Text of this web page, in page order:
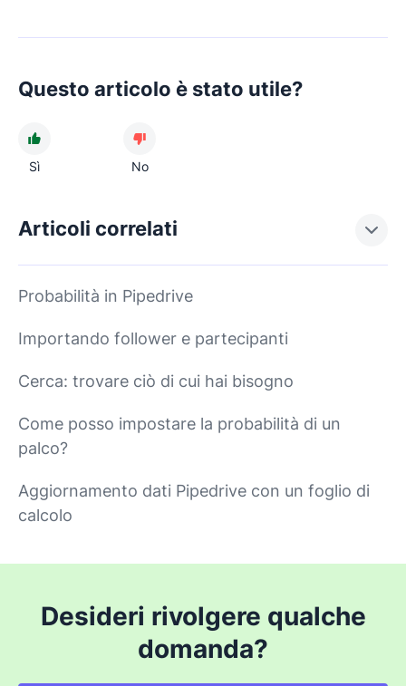
Questo articolo è stato utile?
Sì No
Articoli correlati
Probabilità in Pipedrive
Importando follower e partecipanti
Cerca: trovare ciò di cui hai bisogno
Come posso impostare la probabilità di un
palco?
Aggiornamento dati Pipedrive con un foglio di
calcolo
Desideri rivolgere qualche
domanda?